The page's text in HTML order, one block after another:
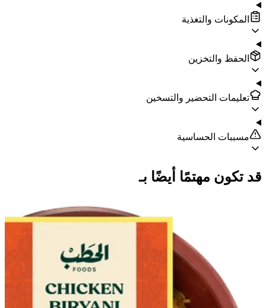
المكونات والتغذية
الحفظ والتخزين
تعليمات التحضير والتسخين
مسببات الحساسية
قد تكون مهتمًا أيضًا بـ